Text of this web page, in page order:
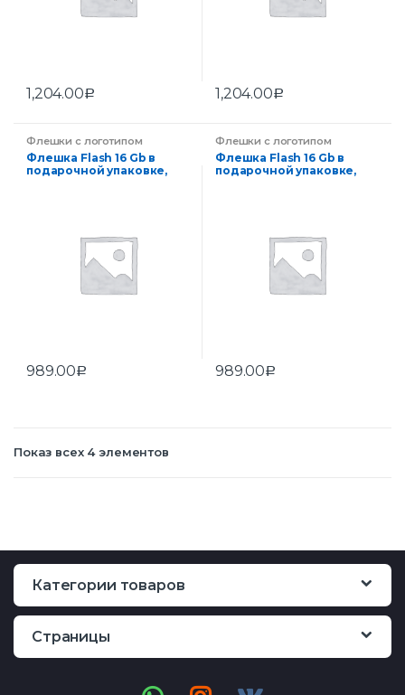
1,204.00Р 1,204.00Р
Флешки с логотипом
компании на заказ
Электроника
Флешка Flash 16 Gb в
подарочной упаковке,
989.00Р
Флешки с логотипом
компании на заказ
Электроника
Флешка Flash 16 Gb в
подарочной упаковке,
989.00Р
Показ всех 4 элементов
Категории товаров
Страницы